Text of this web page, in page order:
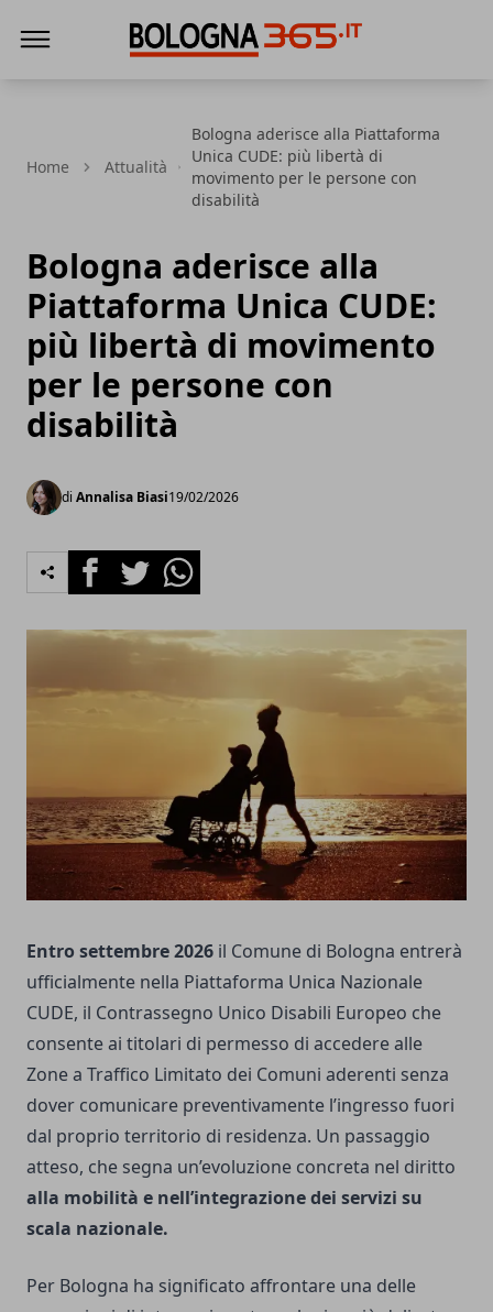
Home Attualità
Bologna aderisce alla Piattaforma
Unica CUDE: più libertà di
movimento per le persone con
disabilità
Bologna aderisce alla
Piattaforma Unica CUDE:
più libertà di movimento
per le persone con
disabilità
di Annalisa Biasi19/02/2026
FacebookTwitterWhatsapp
Entro settembre 2026 il Comune di Bologna entrerà
ufficialmente nella Piattaforma Unica Nazionale
CUDE, il Contrassegno Unico Disabili Europeo che
consente ai titolari di permesso di accedere alle
Zone a Traffico Limitato dei Comuni aderenti senza
dover comunicare preventivamente l’ingresso fuori
dal proprio territorio di residenza. Un passaggio
atteso, che segna un’evoluzione concreta nel diritto
alla mobilità e nell’integrazione dei servizi su
scala nazionale.
Per Bologna ha significato affrontare una delle